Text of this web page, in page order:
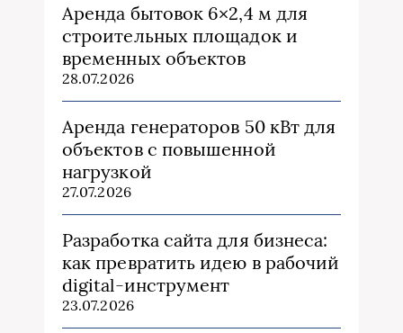
Аренда бытовок 6×2,4 м для
строительных площадок и
временных объектов
28.07.2026
Аренда генераторов 50 кВт для
объектов с повышенной
нагрузкой
27.07.2026
Разработка сайта для бизнеса:
как превратить идею в рабочий
digital-инструмент
23.07.2026